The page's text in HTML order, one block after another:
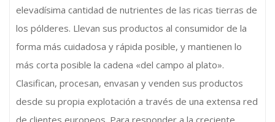
elevadísima cantidad de nutrientes de las ricas tierras de
los pólderes. Llevan sus productos al consumidor de la
forma más cuidadosa y rápida posible, y mantienen lo
más corta posible la cadena «del campo al plato».
Clasifican, procesan, envasan y venden sus productos
desde su propia explotación a través de una extensa red
de clientes europeos. Para responder a la creciente